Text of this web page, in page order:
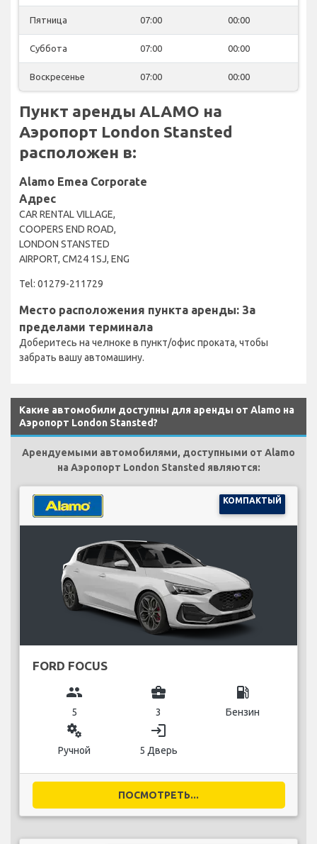
Пятница 07:00 00:00
Суббота 07:00 00:00
Воскресенье 07:00 00:00
Пункт аренды ALAMO на
Аэропорт London Stansted
расположен в:
Alamo Emea Corporate
Адрес
CAR RENTAL VILLAGE,
COOPERS END ROAD,
LONDON STANSTED
AIRPORT, CM24 1SJ, ENG
Tel: 01279-211729
Место расположения пункта аренды: За
пределами терминала
Доберитесь на челноке в пункт/офис проката, чтобы
забрать вашу автомашину.
Какие автомобили доступны для аренды от Alamo на
Аэропорт London Stansted?
Арендуемыми автомобилями, доступными от Alamo
на Аэропорт London Stansted являются:
КОМПАКТЫЙ
FORD FOCUS
group
5
business_center
3
local_gas_station
Бензин
miscellaneous_services
Ручной
login
5 Дверь
ПОСМОТРЕТЬ...